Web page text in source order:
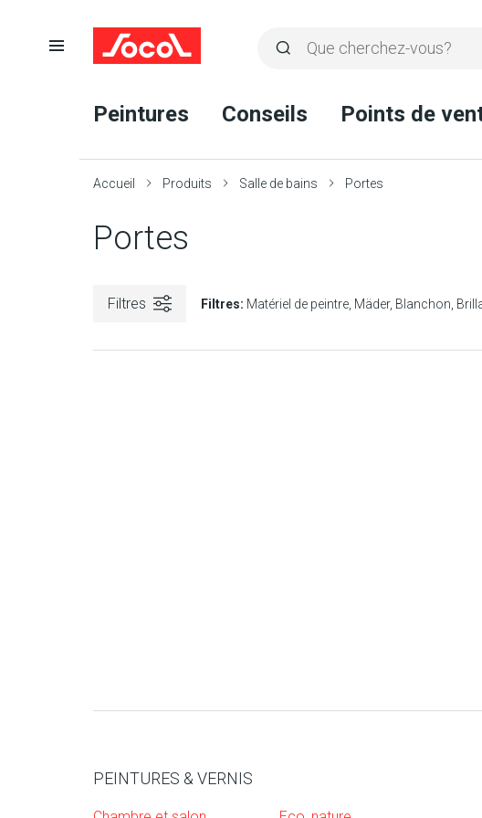
Rechercher
recherche
Ouvrir
Peintures Conseils Points de
Accueil Produits Salle de bains Portes
Portes
Filtres Filtres: Matériel de peintre Mäder Blanchon
PEINTURES & VERNIS